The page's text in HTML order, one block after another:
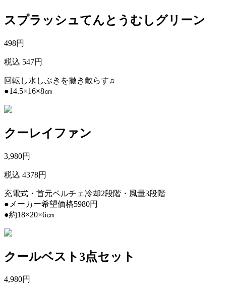
スプラッシュてんとうむしグリーン
498円
税込 547円
回転し水しぶきを撒き散らす♫
●14.5×16×8㎝
クーレイファン
3,980円
税込 4378円
充電式・首元ペルチェ冷却2段階・風量3段階
●メーカー希望価格5980円
●約18×20×6㎝
クールベスト3点セット
4,980円